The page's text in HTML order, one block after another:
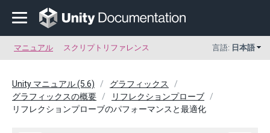
マニュアル スクリプトリファレンス 言語: 日本語
Unity マニュアル (5.6)
グラフィックス
グラフィックスの概要
リフレクションプローブ
リフレクションプローブのパフォーマンスと最適化